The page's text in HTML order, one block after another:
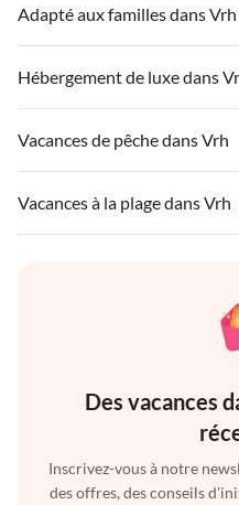
Adapté aux familles dans Vrh
Hébergement de luxe dans
Vacances de pêche dans Vrh
Vacances à la plage dans Vrh
Des vacances
Inscrivez-vous à notre
des offres, des conseils